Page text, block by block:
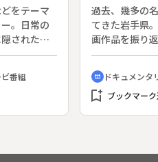
妻・浜（藤山
しかし、１９
折からの不況
破綻寸前に追
ライバル銀行
ぶつける。
をテーマ
。日常の
された、
。◆この回
番組
過去、幾多の
てきた岩手県
画作品を振り
に関わった人
集め、「映画
心に残した足
盛岡にはその
盛り込む。映
cinematic_blur ドキュメンタ
bookmark_add ブックマー